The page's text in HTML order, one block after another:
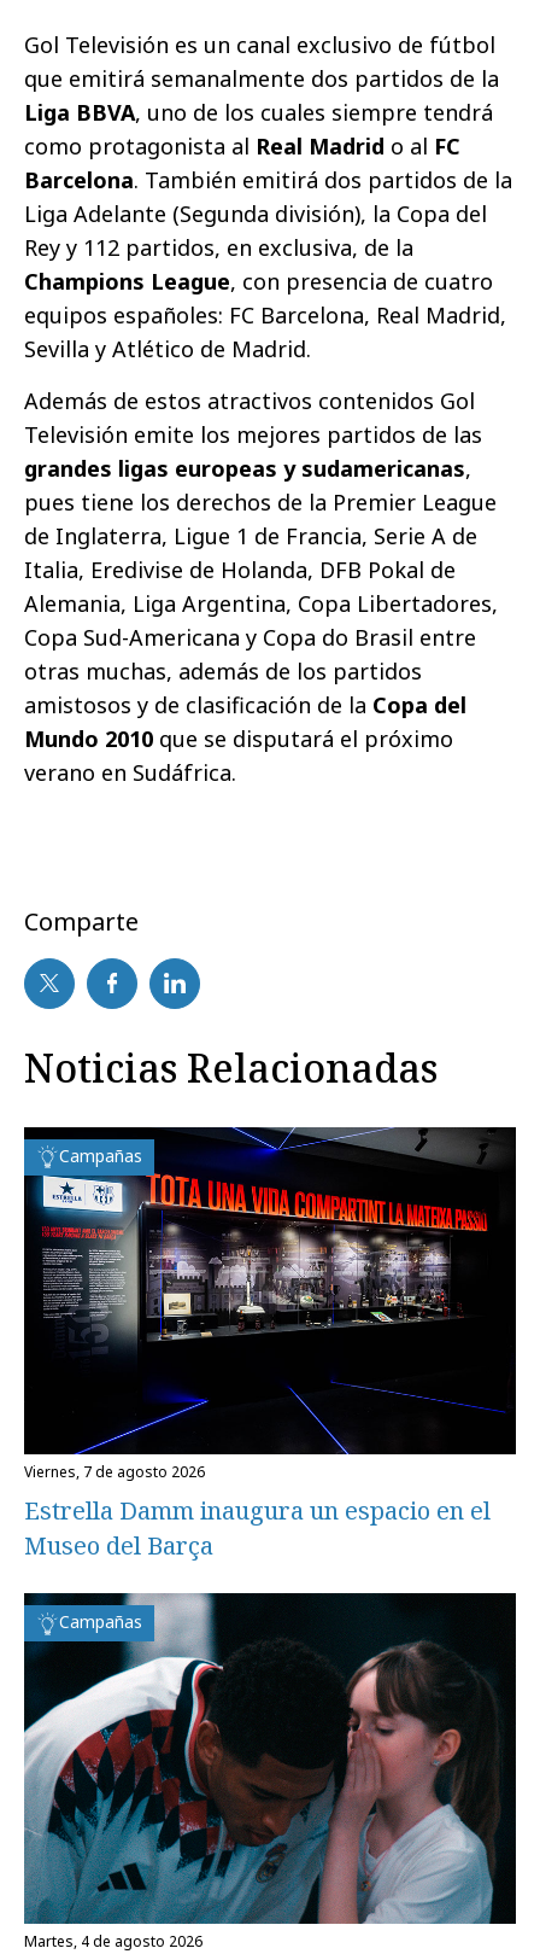
Gol Televisión es un canal exclusivo de fútbol
que emitirá semanalmente dos partidos de la
Liga BBVA, uno de los cuales siempre tendrá
como protagonista al Real Madrid o al FC
Barcelona. También emitirá dos partidos de la
Liga Adelante (Segunda división), la Copa del
Rey y 112 partidos, en exclusiva, de la
Champions League, con presencia de cuatro
equipos españoles: FC Barcelona, Real Madrid,
Sevilla y Atlético de Madrid.
Además de estos atractivos contenidos Gol
Televisión emite los mejores partidos de las
grandes ligas europeas y sudamericanas,
pues tiene los derechos de la Premier League
de Inglaterra, Ligue 1 de Francia, Serie A de
Italia, Eredivise de Holanda, DFB Pokal de
Alemania, Liga Argentina, Copa Libertadores,
Copa Sud-Americana y Copa do Brasil entre
otras muchas, además de los partidos
amistosos y de clasificación de la Copa del
Mundo 2010 que se disputará el próximo
verano en Sudáfrica.
Comparte
Noticias Relacionadas
Campañas
viernes, 7 de agosto 2026
Estrella Damm inaugura un espacio en el
Museo del Barça
Campañas
martes, 4 de agosto 2026